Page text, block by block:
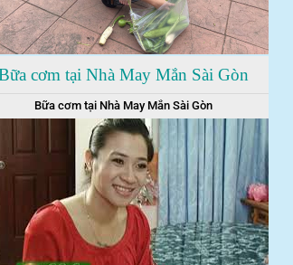
cơm tại Nhà May Mắn Sài Gòn
Bữa cơm tại Nhà May Mắn Sài Gòn